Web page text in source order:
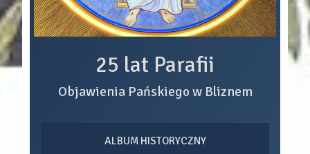
25 lat Parafii
Objawienia Pańskiego w Bliznem
ALBUM HISTORYCZNY